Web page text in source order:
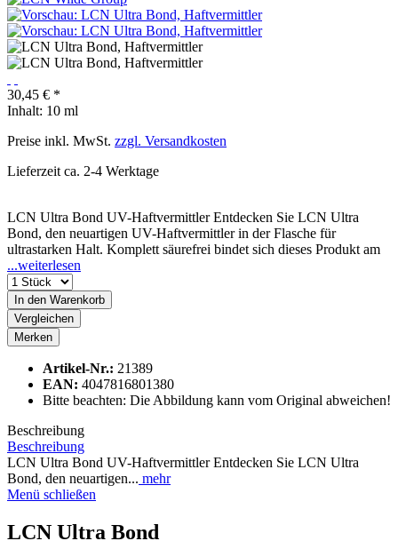
30,45 € *
Inhalt: 10 ml
Preise inkl. MwSt. zzgl. Versandkosten
Lieferzeit ca. 2-4 Werktage
LCN Ultra Bond UV-Haftvermittler Entdecken Sie LCN Ultra
Bond, den neuartigen UV-Haftvermittler in der Flasche für
ultrastarken Halt. Komplett säurefrei bindet sich dieses Produkt am
...weiterlesen
In den Warenkorb
Vergleichen
Merken
Artikel-Nr.: 21389
EAN: 4047816801380
Bitte beachten: Die Abbildung kann vom Original abweichen!
Beschreibung
Beschreibung
LCN Ultra Bond UV-Haftvermittler Entdecken Sie LCN Ultra
Bond, den neuartigen... mehr
Menü schließen
LCN Ultra Bond